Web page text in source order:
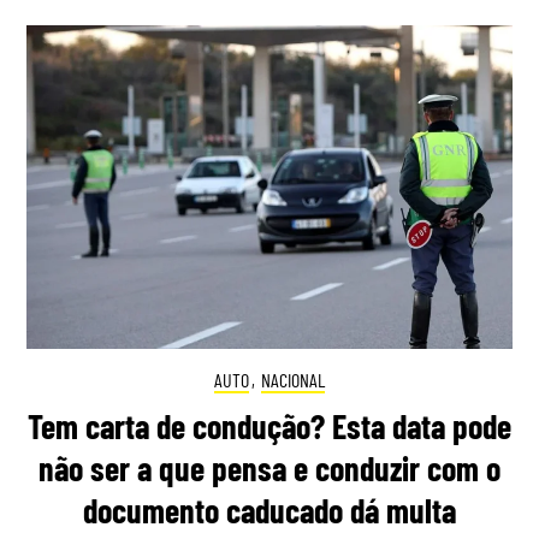
AUTO, NACIONAL
Tem carta de condução? Esta data pode
não ser a que pensa e conduzir com o
documento caducado dá multa